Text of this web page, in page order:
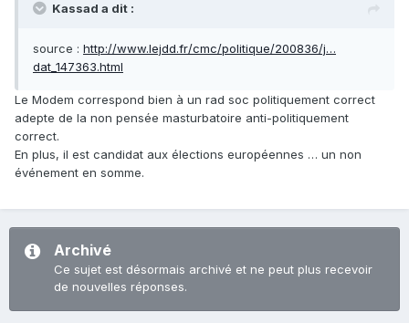
Kassad a dit :
source : http://www.lejdd.fr/cmc/politique/200836/j…
dat_147363.html
Le Modem correspond bien à un rad soc politiquement correct
adepte de la non pensée masturbatoire anti-politiquement
correct.
En plus, il est candidat aux élections européennes … un non
événement en somme.
Archivé
Ce sujet est désormais archivé et ne peut plus recevoir
de nouvelles réponses.